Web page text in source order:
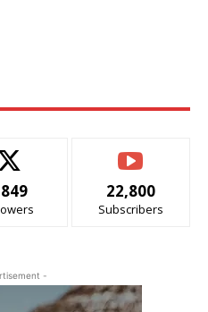
22,800
Subscribers
-